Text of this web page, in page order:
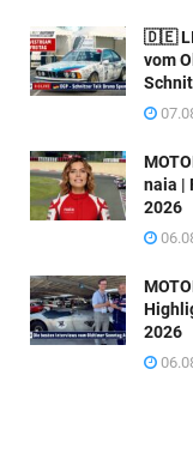
🇩🇪
vom
naia |
2026
2026